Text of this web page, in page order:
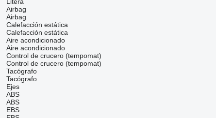
Airbag
Airbag
Calefacción estática
Calefacción estática
Aire acondicionado
Aire acondicionado
Control de crucero (tempomat)
Control de crucero (tempomat)
Tacógrafo
Tacógrafo
Ejes
ABS
ABS
EBS